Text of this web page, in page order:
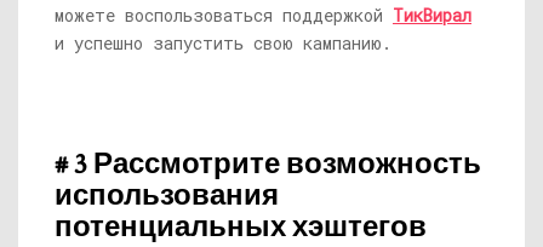
можете воспользоваться поддержкой ТикВирал
и успешно запустить свою кампанию.
# 3 Рассмотрите возможность
использования
потенциальных хэштегов